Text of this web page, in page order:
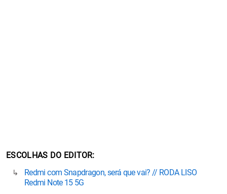
ESCOLHAS DO EDITOR
Redmi com Snapdragon, será que vai? // RODA LISO
Redmi Note 15 5G